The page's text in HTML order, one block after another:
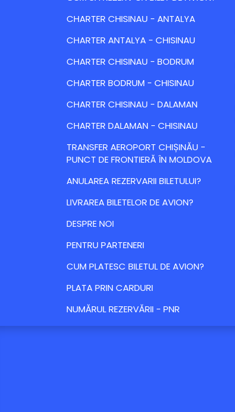
CHARTER CHISINAU - ANTALYA
CHARTER ANTALYA - CHISINAU
CHARTER CHISINAU - BODRUM
CHARTER BODRUM - CHISINAU
CHARTER CHISINAU - DALAMAN
CHARTER DALAMAN - CHISINAU
TRANSFER AEROPORT CHIȘINĂU -
PUNCT DE FRONTIERĂ ÎN MOLDOVA
ANULAREA REZERVARII BILETULUI?
LIVRAREA BILETELOR DE AVION?
DESPRE NOI
PENTRU PARTENERI
CUM PLATESC BILETUL DE AVION?
PLATA PRIN CARDURI
NUMĂRUL REZERVĂRII - PNR